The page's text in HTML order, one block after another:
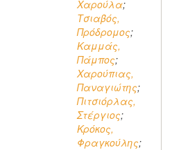
Χαρούλα;
Τσιαβός,
Πρόδρομος;
Καμμάς,
Πάμπος;
Χαρούπιας,
Παναγιώτης;
Πιτσιόρλας,
Στέργιος;
Κρόκος,
Φραγκούλης;